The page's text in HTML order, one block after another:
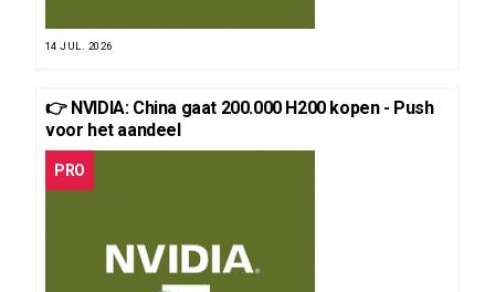
14 JUL. 2026
👉 NVIDIA: China gaat 200.000 H200 kopen - Push
voor het aandeel
PRO